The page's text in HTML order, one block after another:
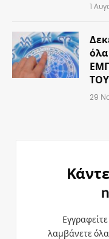
1
όλα
29
λαμβάνετε όλα